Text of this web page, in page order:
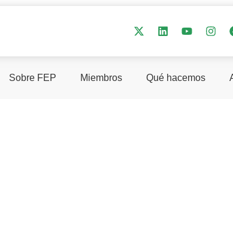
Sobre FEP Miembros Qué hacemos